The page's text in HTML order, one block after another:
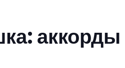
аккорды